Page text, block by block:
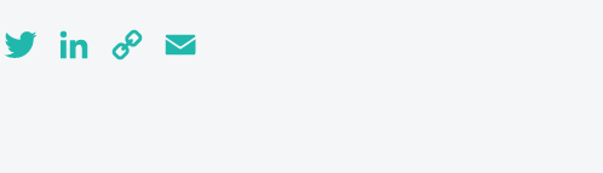
FacebookTwitter LinkedInCopy